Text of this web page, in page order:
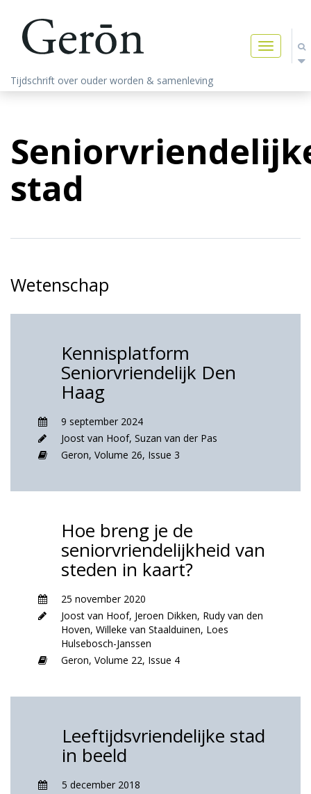
Toggle
navigation
Tijdschrift over ouder worden & samenleving
stad
Wetenschap
Kennisplatform
Seniorvriendelijk Den
Haag
9 september 2024
Joost van Hoof, Suzan van der Pas
Geron, Volume 26, Issue 3
Hoe breng je de
seniorvriendelijkheid van
steden in kaart?
25 november 2020
Joost van Hoof, Jeroen Dikken, Rudy van den
Hoven, Willeke van Staalduinen, Loes
Hulsebosch-Janssen
Geron, Volume 22, Issue 4
Leeftijdsvriendelijke stad
in beeld
5 december 2018